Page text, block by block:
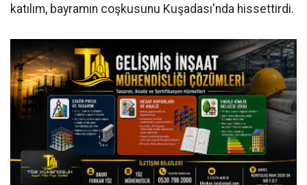
katılım, bayramın coşkusunu Kuşadası'nda hissettirdi.